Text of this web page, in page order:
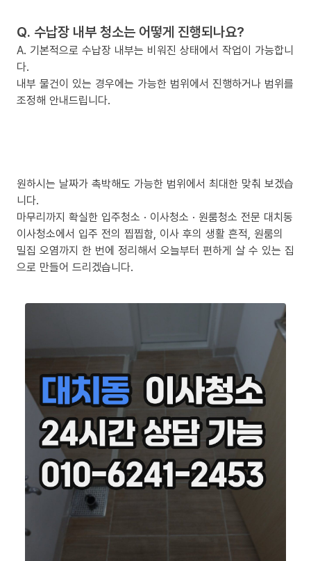
Q. 수납장 내부 청소는 어떻게 진행되나요?
A. 기본적으로 수납장 내부는 비워진 상태에서 작업이 가능합니
다.
내부 물건이 있는 경우에는 가능한 범위에서 진행하거나 범위를
조정해 안내드립니다.
원하시는 날짜가 촉박해도 가능한 범위에서 최대한 맞춰 보겠습
니다.
마무리까지 확실한 입주청소 · 이사청소 · 원룸청소 전문 대치동
이사청소에서 입주 전의 찝찝함, 이사 후의 생활 흔적, 원룸의
밀집 오염까지 한 번에 정리해서 오늘부터 편하게 살 수 있는 집
으로 만들어 드리겠습니다.